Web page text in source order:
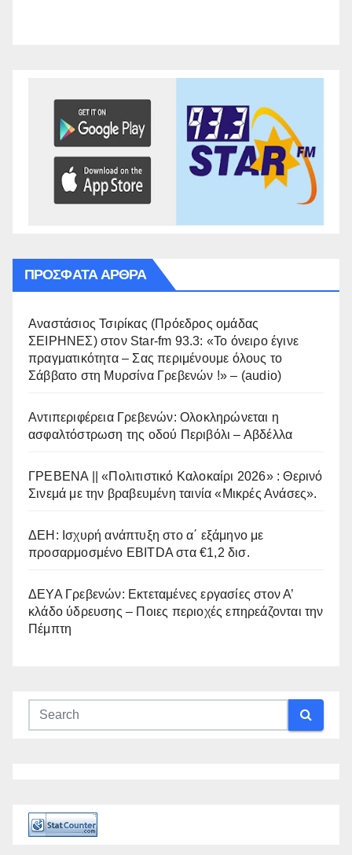
ΠΡΌΣΦΑΤΑ ΆΡΘΡΑ
Αναστάσιος Τσιρίκας (Πρόεδρος ομάδας
ΣΕΙΡΗΝΕΣ) στον Star-fm 93.3: «Το όνειρο έγινε
πραγματικότητα – Σας περιμένουμε όλους το
Σάββατο στη Μυρσίνα Γρεβενών !» – (audio)
Αντιπεριφέρεια Γρεβενών: Ολοκληρώνεται η
ασφαλτόστρωση της οδού Περιβόλι – Αβδέλλα
ΓΡΕΒΕΝΑ || «Πολιτιστικό Καλοκαίρι 2026» : Θερινό
Σινεμά με την βραβευμένη ταινία «Μικρές Ανάσες».
ΔΕΗ: Ισχυρή ανάπτυξη στο α΄ εξάμηνο με
προσαρμοσμένο EBITDA στα €1,2 δισ.
ΔΕΥΑ Γρεβενών: Εκτεταμένες εργασίες στον Α’
κλάδο ύδρευσης – Ποιες περιοχές επηρεάζονται την
Πέμπτη